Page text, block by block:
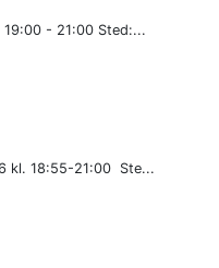
- 21:00 Sted:...
kl. 18:55-21:00 Ste...